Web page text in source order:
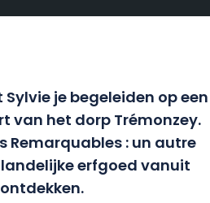
je begeleiden op een
van het dorp Trémonzey.
Remarquables : un autre
erfgoed vanuit